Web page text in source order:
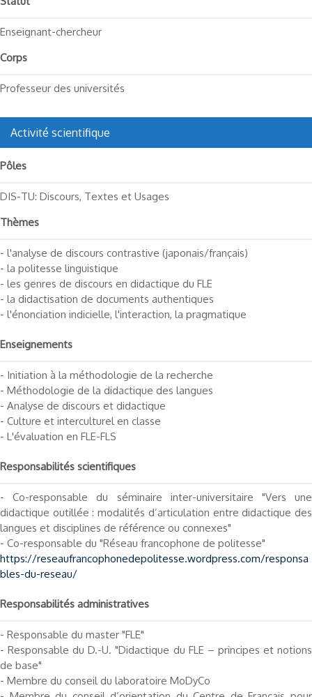
Enseignant-chercheur
Corps
Professeur des universités
Activité scientifique
Pôles
DIS-TU: Discours, Textes et Usages
Thèmes
- l'analyse de discours contrastive (japonais/français)
- la politesse linguistique
- les genres de discours en didactique du FLE
- la didactisation de documents authentiques
- l'énonciation indicielle, l'interaction, la pragmatique
Enseignements
- Initiation à la méthodologie de la recherche
- Méthodologie de la didactique des langues
- Analyse de discours et didactique
- Culture et interculturel en classe
- L'évaluation en FLE-FLS
Responsabilités scientifiques
- Co-responsable du séminaire inter-universitaire "Vers une
didactique outillée : modalités d’articulation entre didactique des
langues et disciplines de référence ou connexes"
- Co-responsable du "Réseau francophone de politesse"
https://reseaufrancophonedepolitesse.wordpress.com/responsa
bles-du-reseau/
Responsabilités administratives
- Responsable du master "FLE"
- Responsable du D.-U. "Didactique du FLE – principes et notions
de base"
- Membre du conseil du laboratoire MoDyCo